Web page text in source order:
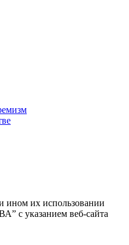
ином их использовании
с указанием веб-сайта